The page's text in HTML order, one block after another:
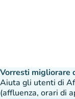
Vorresti migliorare
Aiuta gli utenti di
(affluenza, orari di